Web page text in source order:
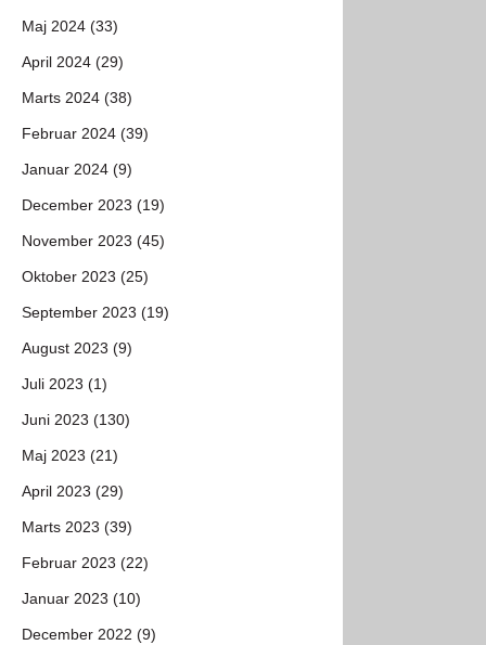
Maj 2024 (33)
April 2024 (29)
Marts 2024 (38)
Februar 2024 (39)
Januar 2024 (9)
December 2023 (19)
November 2023 (45)
Oktober 2023 (25)
September 2023 (19)
August 2023 (9)
Juli 2023 (1)
Juni 2023 (130)
Maj 2023 (21)
April 2023 (29)
Marts 2023 (39)
Februar 2023 (22)
Januar 2023 (10)
December 2022 (9)